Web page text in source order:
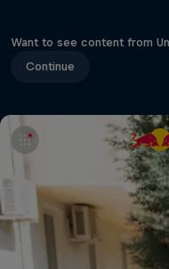
Want to see content from
Continue